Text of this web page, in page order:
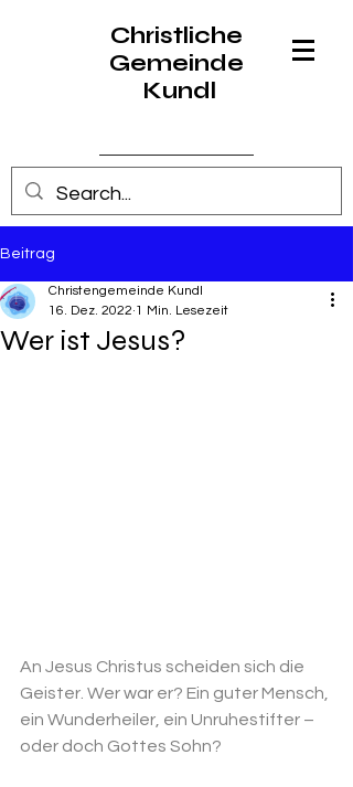
Christliche
Gemeinde
Kundl
Anmelden
Beitrag
Wer ist Jesus?
Christengemeinde Kundl
16. Dez. 2022 1 Min. Lesezeit
An Jesus Christus scheiden sich die
Geister. Wer war er? Ein guter Mensch,
ein Wunderheiler, ein Unruhestifter –
oder doch Gottes Sohn?